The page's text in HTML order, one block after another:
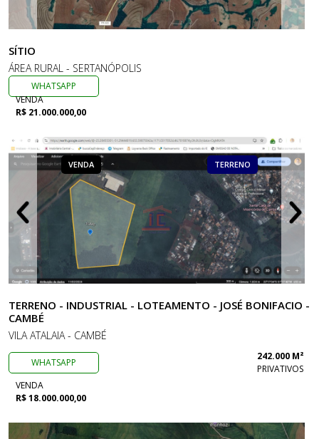
SÍTIO
ÁREA RURAL - SERTANÓPOLIS
WHATSAPP
VENDA
R$ 21.000.000,00
VENDA TERRENO
TERRENO - INDUSTRIAL - LOTEAMENTO - JOSÉ BONIFACIO -
CAMBÉ
VILA ATALAIA - CAMBÉ
WHATSAPP
242.000 M²
PRIVATIVOS
VENDA
R$ 18.000.000,00